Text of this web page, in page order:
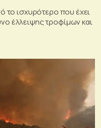
το ισχυρότερο που έχει
έλλειψης τροφίμων και